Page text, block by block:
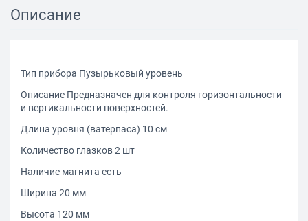
Описание
Тип прибора Пузырьковый уровень
Описание Предназначен для контроля горизонтальности
и вертикальности поверхностей.
Длина уровня (ватерпаса) 10 см
Количество глазков 2 шт
Наличие магнита есть
Ширина 20 мм
Высота 120 мм